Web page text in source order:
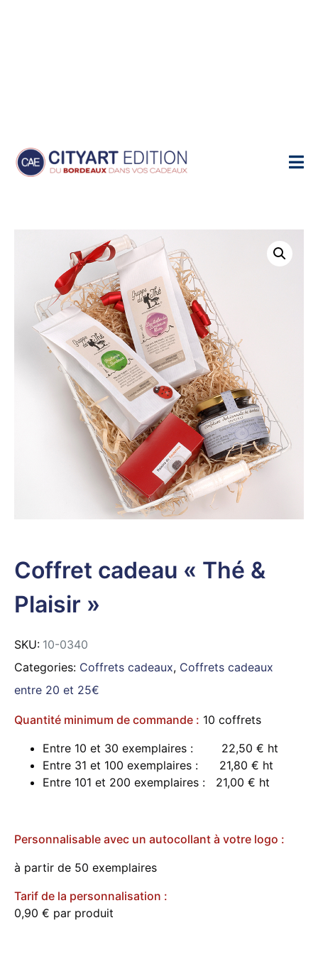
Home Produits Coffret cadeau "Thé & Plaisir"
Coffret cadeau « Thé &
Plaisir »
SKU: 10-0340
Categories: Coffrets cadeaux, Coffrets cadeaux
entre 20 et 25€
Quantité minimum de commande : 10 coffrets
Entre 10 et 30 exemplaires : 22,50 € ht
Entre 31 et 100 exemplaires : 21,80 € ht
Entre 101 et 200 exemplaires : 21,00 € ht
Personnalisable avec un autocollant à votre logo :
à partir de 50 exemplaires
Tarif de la personnalisation :
0,90 € par produit